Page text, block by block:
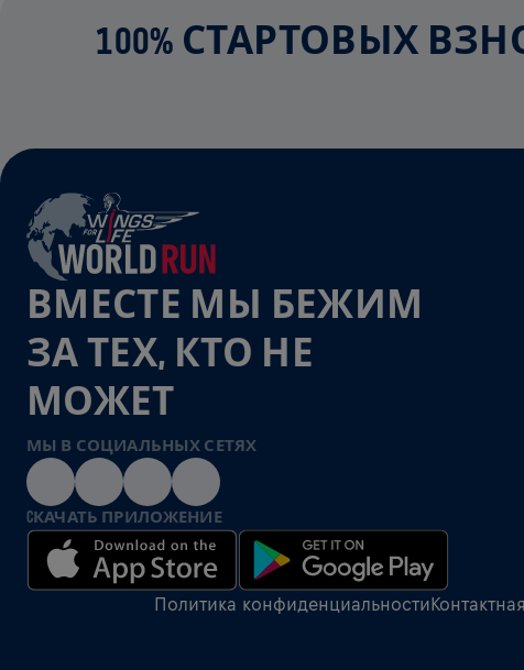
100% СТАРТОВЫХ
ВМЕСТЕ МЫ БЕЖИМ
ЗА ТЕХ, КТО НЕ
МОЖЕТ
МЫ В СОЦИАЛЬНЫХ СЕТЯХ
CКАЧАТЬ ПРИЛОЖЕНИЕ
Политика конфиденциальности